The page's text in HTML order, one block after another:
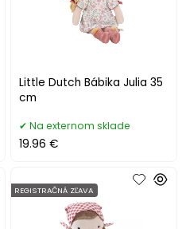
Little Dutch Bábika Julia 35
cm
Na externom sklade
19.96 €
REGISTRAČNÁ ZĽAVA